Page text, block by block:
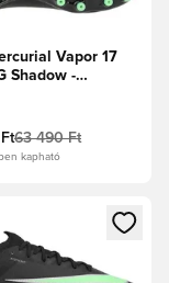
Vapor 17
Shadow -
63 490 Ft
kapható
vagy a tagként
egy modált a